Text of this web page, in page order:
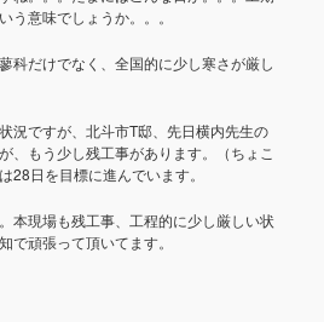
う意味でしょうか。。。
科だけでなく、全国的に少し寒さが厳し
況ですが、北斗市T邸、先日横内先生の
、もう少し残工事があります。（ちょこ
28日を目標に進んでいます。
本現場も残工事、工程的に少し厳しい状
で頑張って頂いてます。